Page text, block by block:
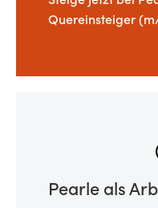
Quereinsteiger
Pearle als